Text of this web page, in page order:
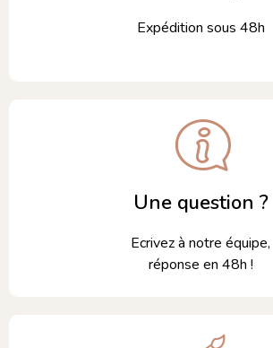
Expédition sous 48h
Une question ?
Ecrivez à notre équipe,
réponse en 48h !